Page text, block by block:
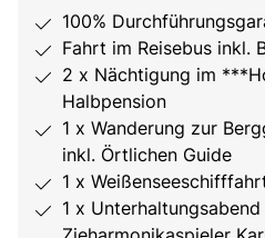
100%
Fahrt im Reisebus inkl.
2 x Nächtigung im
Halbpension
1 x Wanderung zur
inkl. Örtlichen Guide
1 x
1 x